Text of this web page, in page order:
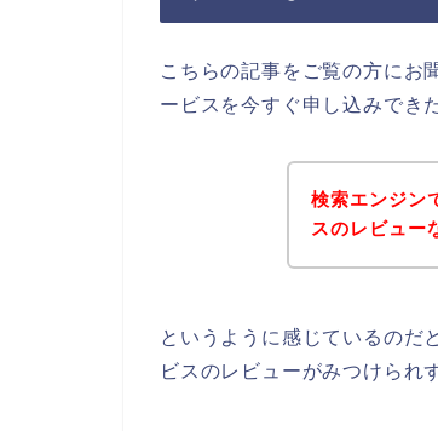
こちらの記事をご覧の方にお
ービスを今すぐ申し込みでき
検索エンジン
スのレビュー
というように感じているのだ
ビスのレビューがみつけられ